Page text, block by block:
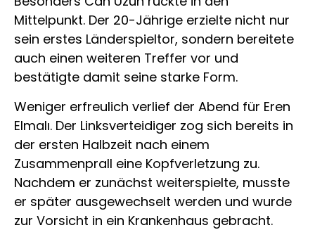
Mittelpunkt. Der 20-Jährige erzielte nicht nur
sein erstes Länderspieltor, sondern bereitete
auch einen weiteren Treffer vor und
bestätigte damit seine starke Form.
Weniger erfreulich verlief der Abend für Eren
Elmalı. Der Linksverteidiger zog sich bereits in
der ersten Halbzeit nach einem
Zusammenprall eine Kopfverletzung zu.
Nachdem er zunächst weiterspielte, musste
er später ausgewechselt werden und wurde
zur Vorsicht in ein Krankenhaus gebracht.